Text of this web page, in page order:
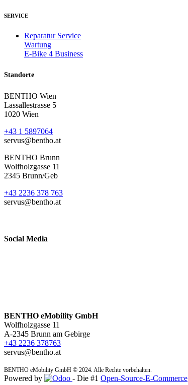
SERVICE
Reparatur Service
Wartung
E-Bike 4 Business
Standorte
BENTHO Wien
Lassallestrasse 5
1020 Wien
+43 1 5897064
servus@bentho.at
BENTHO Brunn
Wolfholzgasse 11
2345 Brunn/Geb
+43 2236 378 763
servus@bentho.at
Social Media
BENTHO eMobility GmbH
Wolfholzgasse 11
A-2345 Brunn am Gebirge
+43 2236 378763
servus@bentho.at
​BENTHO eMobility GmbH © 2024. Alle Rechte vorbehalten.
Powered by - Die #1 Open-Source-E-Commerce